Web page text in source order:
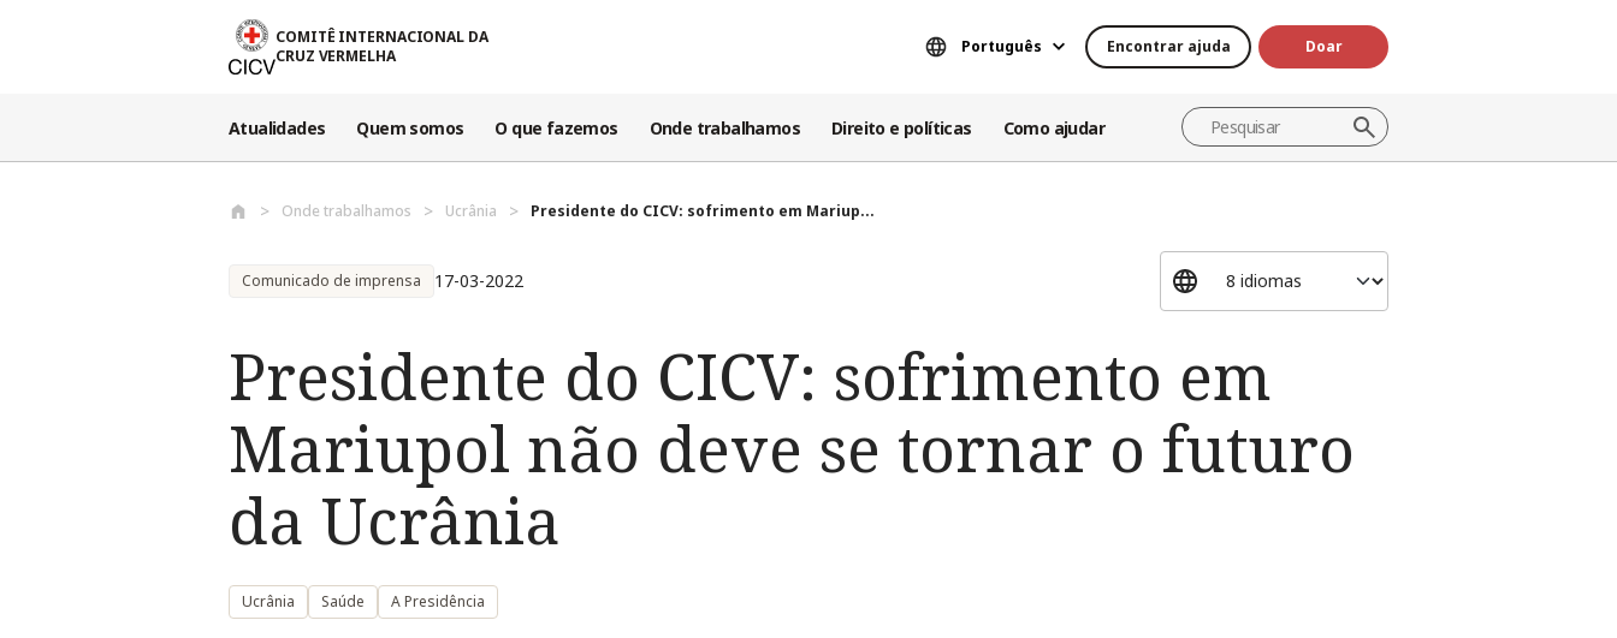
Passar para o conteúdo principal
COMITÊ INTERNACIONAL DA
CRUZ VERMELHA
Português Encontrar ajuda Doar
Atualidades Quem somos O que fazemos Onde trabalhamos Direito e políticas Como ajudar
Onde trabalhamos Ucrânia Presidente do CICV: sofrimento em Mariup...
Comunicado de imprensa 17-03-2022
Presidente do CICV: sofrimento em
Mariupol não deve se tornar o futuro
da Ucrânia
Ucrânia Saúde A Presidência